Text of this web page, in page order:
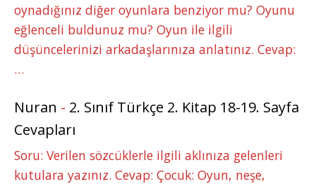
oynadığınız diğer oyunlara benziyor mu? Oyunu
eğlenceli buldunuz mu? Oyun ile ilgili
düşüncelerinizi arkadaşlarınıza anlatınız. Cevap:
…
Nuran - 2. Sınıf Türkçe 2. Kitap 18-19. Sayfa
Cevapları
Soru: Verilen sözcüklerle ilgili aklınıza gelenleri
kutulara yazınız. Cevap: Çocuk: Oyun, neşe,